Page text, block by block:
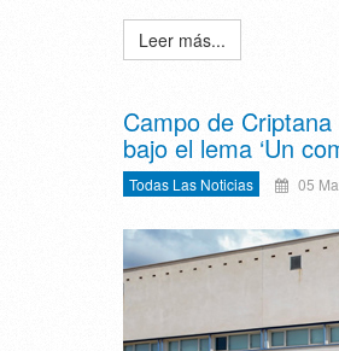
Leer más...
Campo de
bajo el lema ‘Un
Todas Las Noticias 05